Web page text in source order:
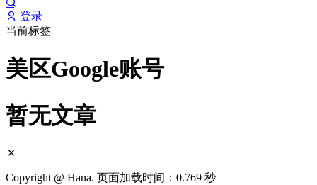
登录
当前标签
美区Google账号
暂无文章
Copyright @ Hana. 页面加载时间：0.769 秒